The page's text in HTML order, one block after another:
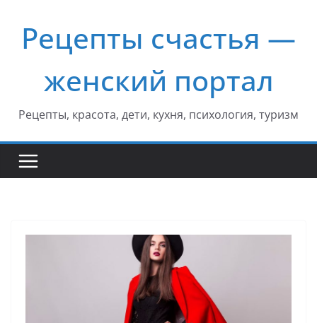
содержимому
Рецепты счастья —
женский портал
Рецепты, красота, дети, кухня, психология, туризм